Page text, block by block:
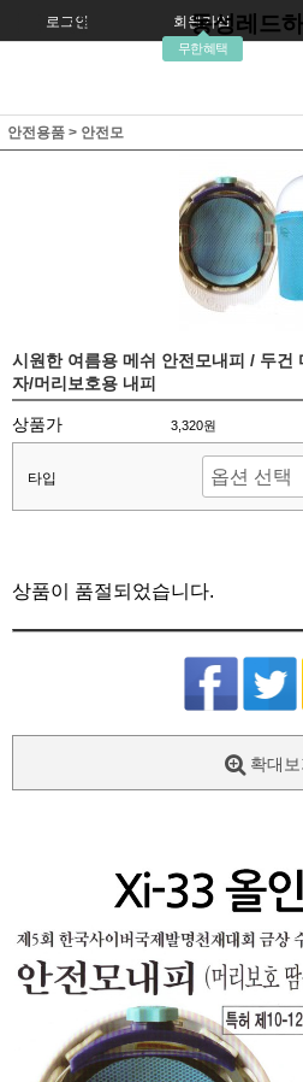
로그인 회원가입
무한혜택
동성레드
안전용품 > 안전모
시원한 여름용 메쉬 안전모내피 / 두건
자/머리보호용 내피
상품가 3,320원
타입
상품이 품절되었습니다.
확대보